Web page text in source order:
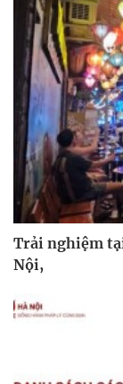
Trải nghiệm
Nội,